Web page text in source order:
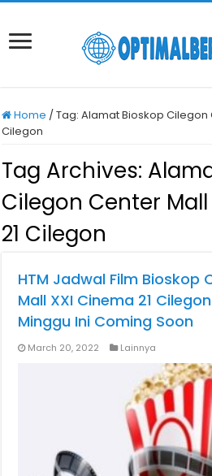
Home /Tag:Alamat Bioskop Cilegon
Cilegon
Tag Archives:
Cilegon Center
21 Cilegon
HTM Jadwal Film Bioskop
Mall XXI Cinema 21
Minggu Ini Coming Soon
March 20, 2022 Lainnya